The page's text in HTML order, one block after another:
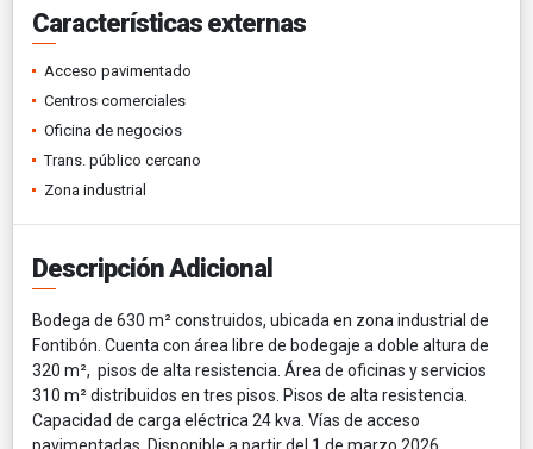
Características externas
Acceso pavimentado
Centros comerciales
Oficina de negocios
Trans. público cercano
Zona industrial
Descripción Adicional
Bodega de 630 m² construidos, ubicada en zona industrial de
Fontibón. Cuenta con área libre de bodegaje a doble altura de
320 m², pisos de alta resistencia. Área de oficinas y servicios
310 m² distribuidos en tres pisos. Pisos de alta resistencia.
Capacidad de carga eléctrica 24 kva. Vías de acceso